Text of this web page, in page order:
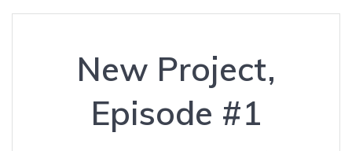
New Project,
Episode #1